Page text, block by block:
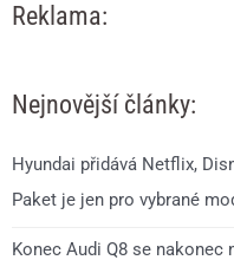
Reklama:
Nejnovější články:
Hyundai přidává Netflix,
Paket je jen pro vybrané
Konec Audi Q8 se nakonec